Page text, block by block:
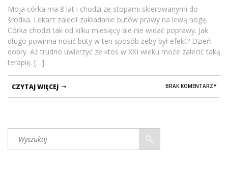
Moja córka ma 8 lat i chodzi ze stopami skierowanymi do
środka. Lekarz zalecił zakładanie butów prawy na lewą nogę.
Córka chodzi tak od kilku miesięcy ale nie widać poprawy. Jak
długo powinna nosić buty w ten sposób żeby był efekt? Dzień
dobry. Aż trudno uwierzyć ze ktoś w XXI wieku może zalecić taką
terapię. […]
BRAK KOMENTARZY
CZYTAJ WIĘCEJ